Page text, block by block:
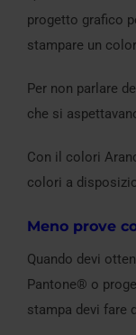
progetto grafico
stampare un
Per non parlare
che si
Con il colori
colori a
Meno prove
Quando devi
Pantone® o
stampa devi fare